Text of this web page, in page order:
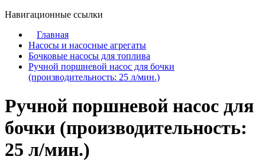
Навигационные ссылки
Главная
Насосы и насосные агрегаты
Бочковые насосы для топлива
Ручной поршневой насос для бочки
(производительность: 25 л/мин.)
Ручной поршневой насос для
бочки (производительность:
25 л/мин.)